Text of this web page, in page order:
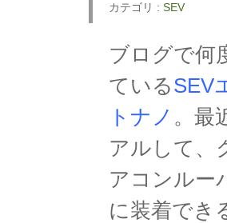
カテゴリ : SEV
ブログで何
ているSEV
トナノ 。最
アルして、
アコンルー
に装着でき